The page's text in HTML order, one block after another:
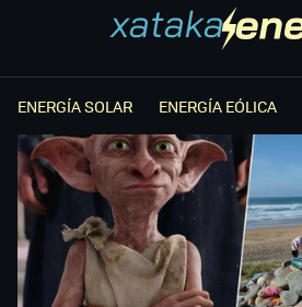
ENERGÍA SOLAR ENERGÍA EÓLICA